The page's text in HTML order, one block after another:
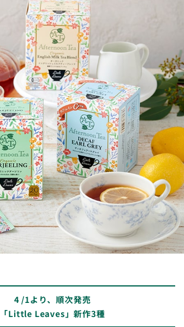
4 /1より、順次発売
「Little Leaves」新作3種